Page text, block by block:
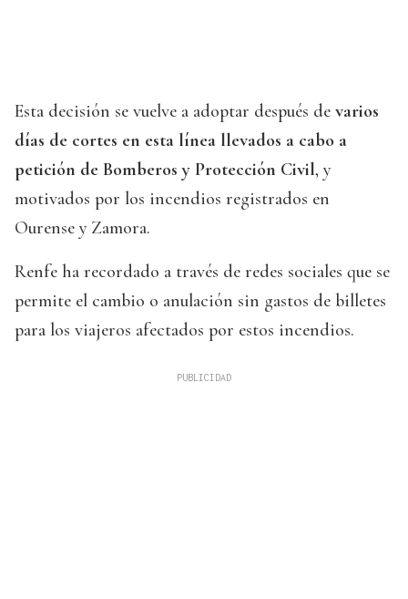
Esta decisión se vuelve a adoptar después de varios
días de cortes en esta línea llevados a cabo a
petición de Bomberos y Protección Civil, y
motivados por los incendios registrados en
Ourense y Zamora.
Renfe ha recordado a través de redes sociales que se
permite el cambio o anulación sin gastos de billetes
para los viajeros afectados por estos incendios.